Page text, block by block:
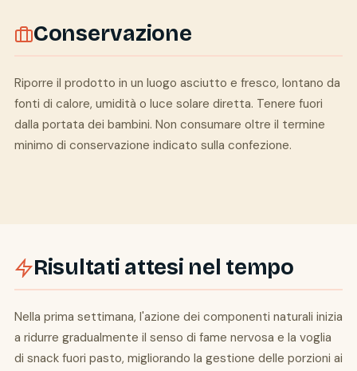
Conservazione
Riporre il prodotto in un luogo asciutto e fresco, lontano da
fonti di calore, umidità o luce solare diretta. Tenere fuori
dalla portata dei bambini. Non consumare oltre il termine
minimo di conservazione indicato sulla confezione.
Risultati attesi nel tempo
Nella prima settimana, l'azione dei componenti naturali inizia
a ridurre gradualmente il senso di fame nervosa e la voglia
di snack fuori pasto, migliorando la gestione delle porzioni ai